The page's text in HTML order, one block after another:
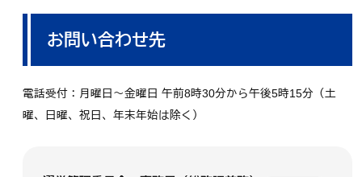
お問い合わせ先
電話受付：月曜日～金曜日 午前8時30分から午後5時15分（土
曜、日曜、祝日、年末年始は除く）